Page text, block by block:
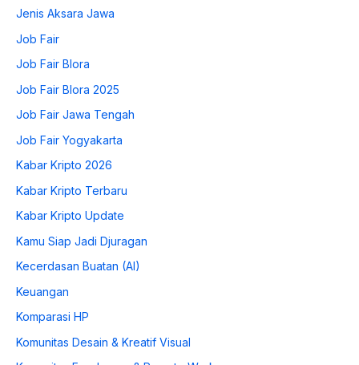
Jenis Aksara Jawa
Job Fair
Job Fair Blora
Job Fair Blora 2025
Job Fair Jawa Tengah
Job Fair Yogyakarta
Kabar Kripto 2026
Kabar Kripto Terbaru
Kabar Kripto Update
Kamu Siap Jadi Djuragan
Kecerdasan Buatan (AI)
Keuangan
Komparasi HP
Komunitas Desain & Kreatif Visual